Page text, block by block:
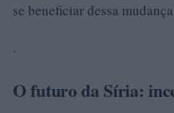
se beneficiar dessa
.
O futuro da Síria: